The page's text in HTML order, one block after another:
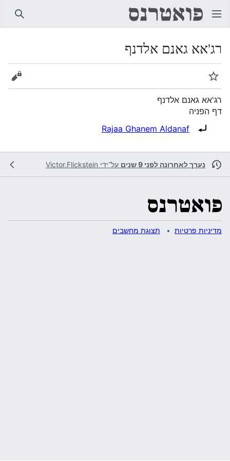
רג'אא גאנם אלדנף
מעקב
רג'אא גאנם אלדנף
דף הפניה
הפניה ל:
Rajaa Ghanem Aldanaf
נערך לאחרונה לפני 9 שנים על־ידי Victor.Flickstein
מדיניות פרטיות תצוגת מחשבים